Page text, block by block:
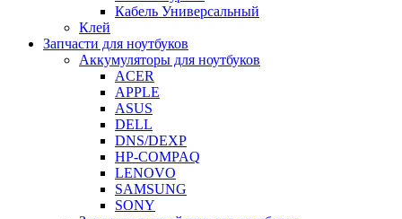
Кабель Универсальный
Клей
Запчасти для ноутбуков
Аккумуляторы для ноутбуков
ACER
APPLE
ASUS
DELL
DNS/DEXP
HP-COMPAQ
LENOVO
SAMSUNG
SONY